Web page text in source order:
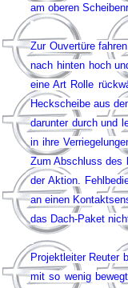
am oberen
Zur Ouvertüre
nach hinten hoch
eine Art Rolle
Heckscheibe aus
darunter durch und
in ihre
Zum Abschluss des
der Aktion.
an einen
das Dach-Paket
Projektleiter Reuter
mit so wenig